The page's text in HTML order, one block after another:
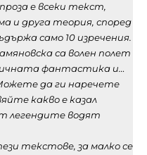
е всеки текст,
и друга теория, според
само 10 изречения.
са волен полет
фантастика и…
да ги наречете
какво е казал
легендите водят
текстове, за малко се